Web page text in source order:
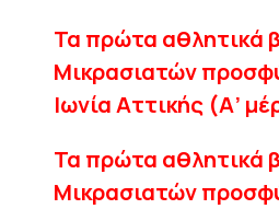
Τα πρώτα αθλητικά
Μικρασιατών
Ιωνία Αττικής (Α’
Τα πρώτα αθλητικά
Μικρασιατών